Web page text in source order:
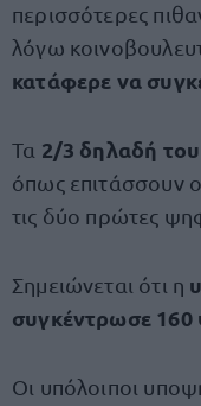
περισσότερες
λόγω
κατάφερε να
Τα 2/3 δηλαδή
όπως επιτάσσουν
τις δύο πρώτες
Σημειώνεται ότι η
συγκέντρωσε
Οι υπόλοιποι